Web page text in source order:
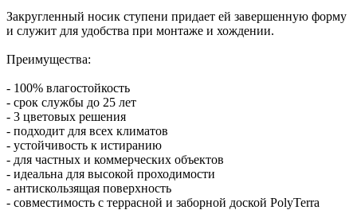
Закругленный носик ступени придает ей завершенную форму
и служит для удобства при монтаже и хождении.
Преимущества:
- 100% влагостойкость
- срок службы до 25 лет
- 3 цветовых решения
- подходит для всех климатов
- устойчивость к истиранию
- для частных и коммерческих объектов
- идеальна для высокой проходимости
- антискользящая поверхность
- совместимость с террасной и заборной доской PolyTerra